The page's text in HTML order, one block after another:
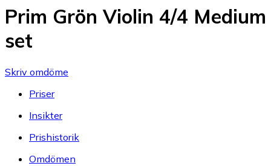
Prim Grön Violin 4/4 Medium
set
Skriv omdöme
Priser
Insikter
Prishistorik
Omdömen